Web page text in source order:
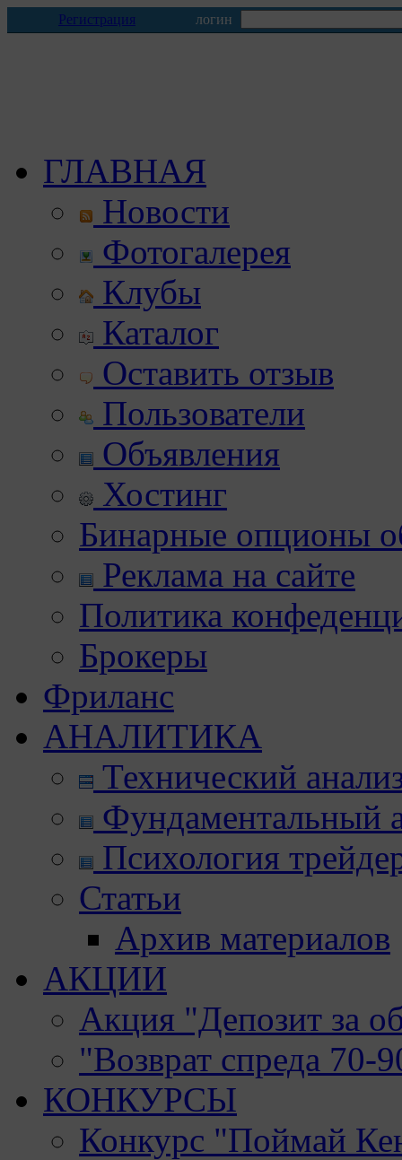
Регистрация логин
ГЛАВНАЯ
Новости
Фотогалерея
Клубы
Каталог
Оставить отзыв
Пользователи
Объявления
Хостинг
Бинарные опционы
Реклама на сайте
Политика
Брокеры
Фриланс
АНАЛИТИКА
Технический
Фундаментальный
Психология
Статьи
Архив материалов
АКЦИИ
Акция "Депозит за
"Возврат спреда 70-
КОНКУРСЫ
Конкурс "Поймай